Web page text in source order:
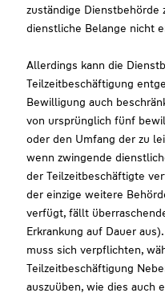
zuständige Dienstbehörde
dienstliche Belange nicht
Allerdings kann die
Teilzeitbeschäftigung
Bewilligung auch
von ursprünglich fünf
oder den Umfang der zu
wenn zwingende
der Teilzeitbeschäftigte
der einzige weitere
verfügt, fällt
Erkrankung auf Dauer
muss sich verpflichten,
Teilzeitbeschäftigung
auszuüben, wie dies auch